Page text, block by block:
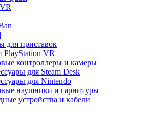
для приставок
PlayStation VR
контроллеры и камеры
для Steam Desk
для Nintendo
наушники и гарнитуры
устройства и кабели